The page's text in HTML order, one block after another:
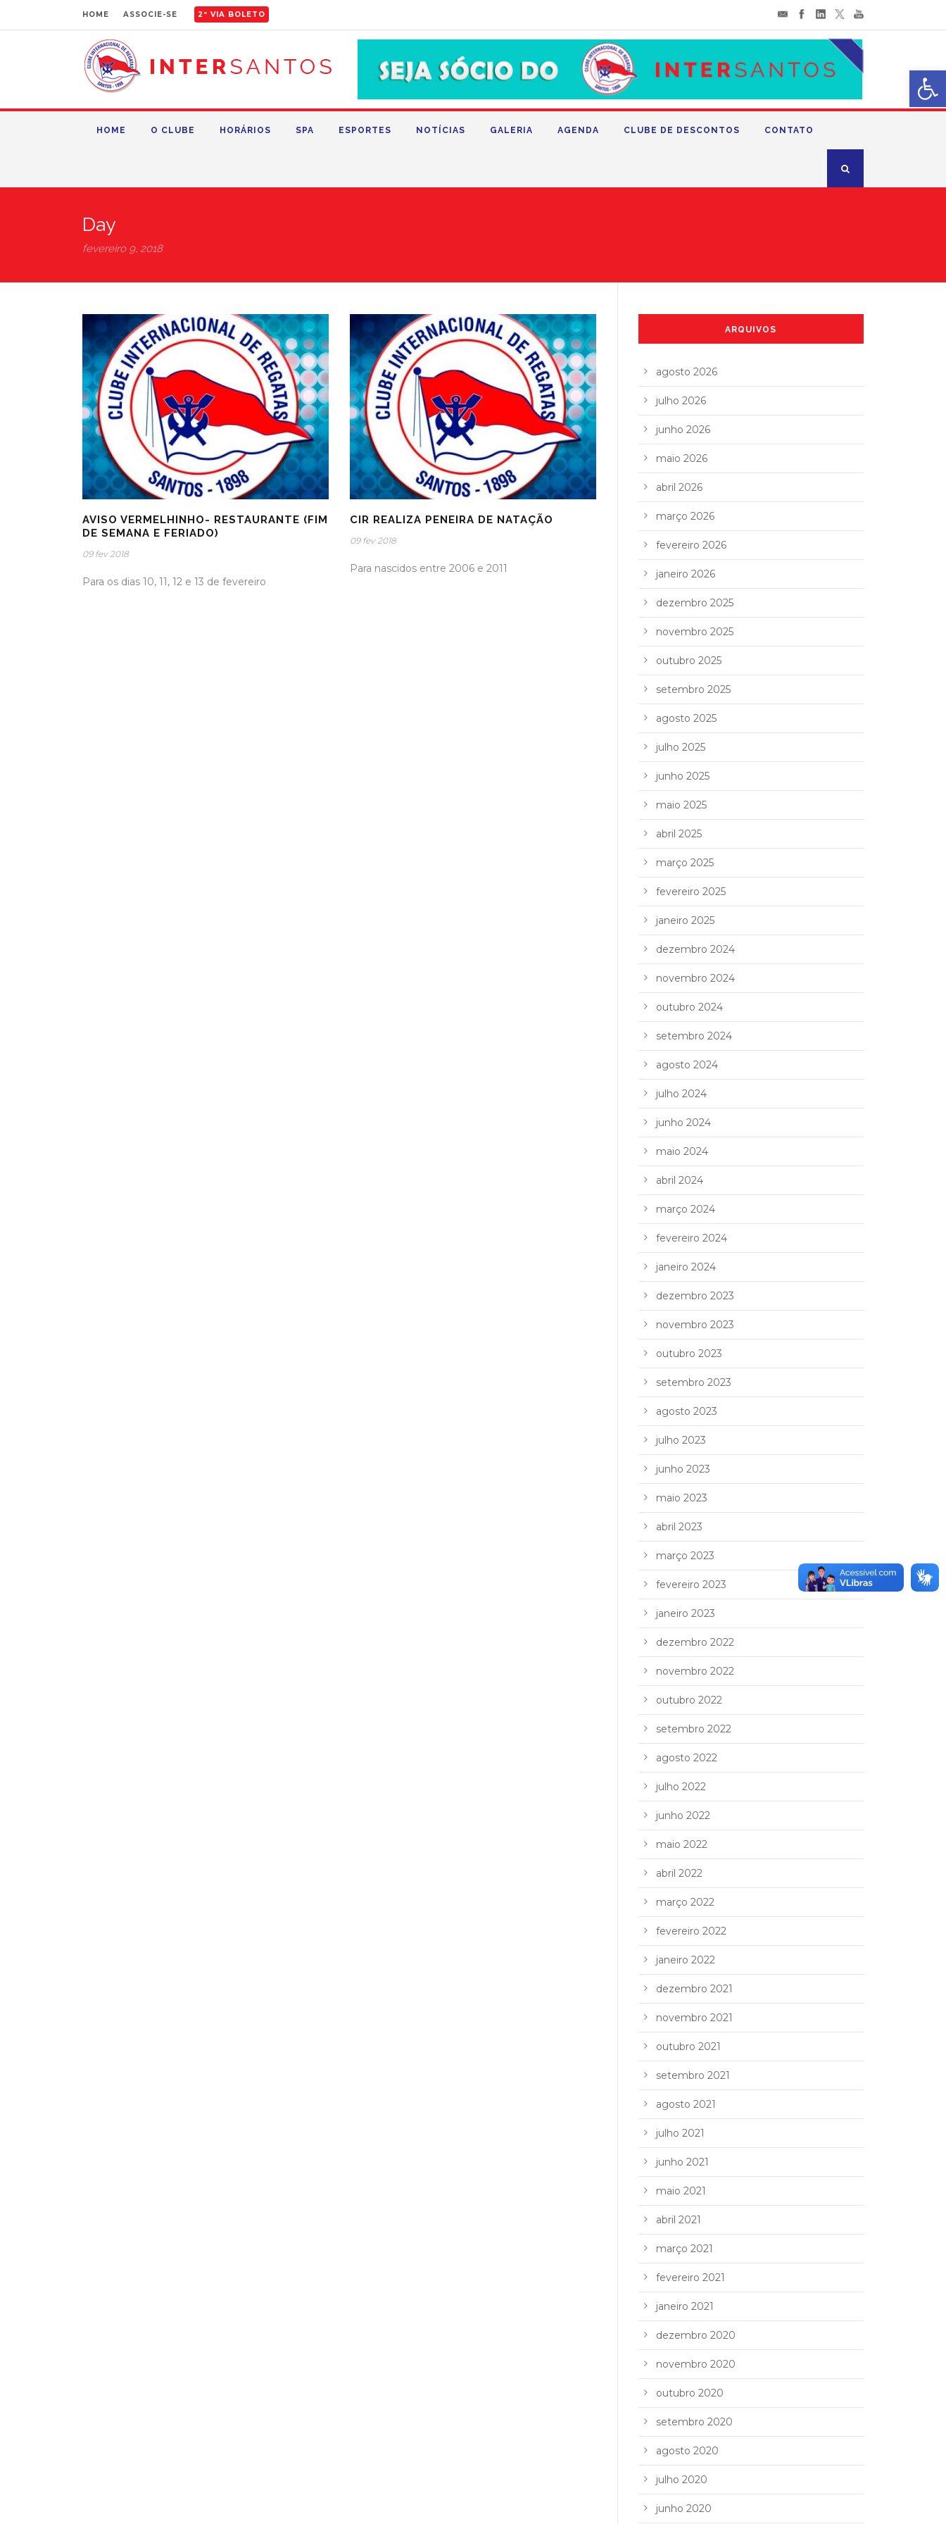
HOME ASSOCIE-SE 2ª VIA BOLETO
HOME O CLUBE HORÁRIOS SPA ESPORTES NOTÍCIAS GALERIA AGENDA CLUBE DE DESCONTOS CONTATO
Day
fevereiro 9, 2018
AVISO VERMELHINHO- RESTAURANTE (FIM
DE SEMANA E FERIADO)
09 fev 2018
Para os dias 10, 11, 12 e 13 de fevereiro
CIR REALIZA PENEIRA DE NATAÇÃO
09 fev 2018
Para nascidos entre 2006 e 2011
ARQUIVOS
agosto 2026
julho 2026
junho 2026
maio 2026
abril 2026
março 2026
fevereiro 2026
janeiro 2026
dezembro 2025
novembro 2025
outubro 2025
setembro 2025
agosto 2025
julho 2025
junho 2025
maio 2025
abril 2025
março 2025
fevereiro 2025
janeiro 2025
dezembro 2024
novembro 2024
outubro 2024
setembro 2024
agosto 2024
julho 2024
junho 2024
maio 2024
abril 2024
março 2024
fevereiro 2024
janeiro 2024
dezembro 2023
novembro 2023
outubro 2023
setembro 2023
agosto 2023
julho 2023
junho 2023
maio 2023
abril 2023
março 2023
fevereiro 2023
janeiro 2023
dezembro 2022
novembro 2022
outubro 2022
setembro 2022
agosto 2022
julho 2022
junho 2022
maio 2022
abril 2022
março 2022
fevereiro 2022
janeiro 2022
dezembro 2021
novembro 2021
outubro 2021
setembro 2021
agosto 2021
julho 2021
junho 2021
maio 2021
abril 2021
março 2021
fevereiro 2021
janeiro 2021
dezembro 2020
novembro 2020
outubro 2020
setembro 2020
agosto 2020
julho 2020
junho 2020
Abrir